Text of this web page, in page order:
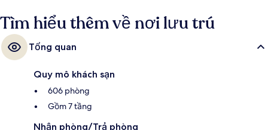
Tìm hiểu thêm về nơi lưu trú
Tổng quan
Quy mô khách sạn
606 phòng
Gồm 7 tầng
Nhận phòng/Trả phòng